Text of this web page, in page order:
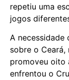
repetiu uma
jogos
A necessidade
sobre o Ceará,
promoveu oito
enfrentou o